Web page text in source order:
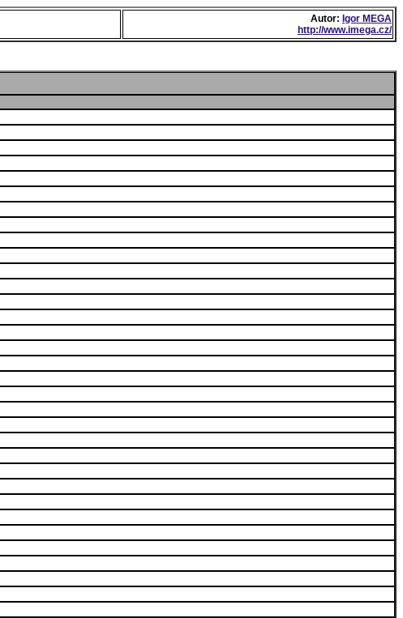
Autor: Igor MEGA
http://www.imega.cz/